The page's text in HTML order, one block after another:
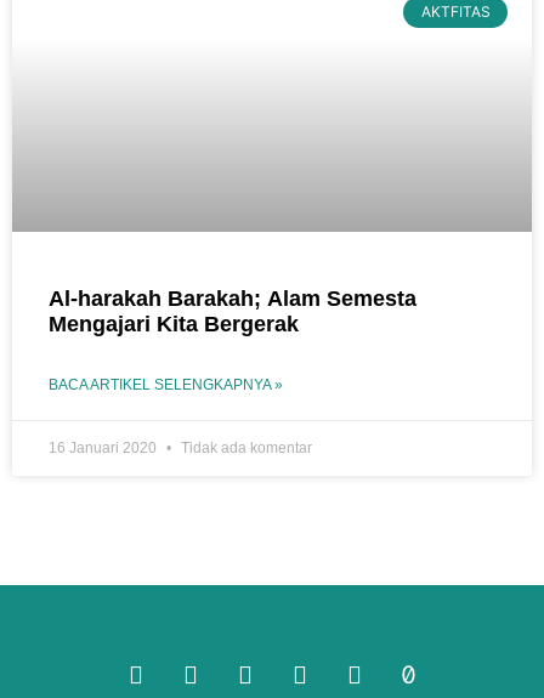
AKTFITAS
Al-harakah Barakah; Alam Semesta
Mengajari Kita Bergerak
BACA ARTIKEL SELENGKAPNYA »
16 Januari 2020 Tidak ada komentar